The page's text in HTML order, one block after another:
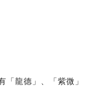
「龍德」、「紫微」